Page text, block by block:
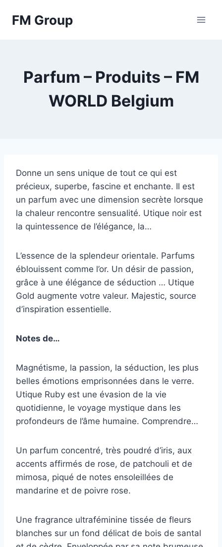
FM Group
Parfum – Produits – FM
WORLD Belgium
Donne un sens unique de tout ce qui est
précieux, superbe, fascine et enchante. Il est
un parfum avec une dimension secrète lorsque
la chaleur rencontre sensualité. Utique noir est
la quintessence de l’élégance, la…
L’essence de la splendeur orientale. Parfums
éblouissent comme l’or. Un désir de passion,
grâce à une élégance de séduction … Utique
Gold augmente votre valeur. Majestic, source
d’inspiration essentielle.
Notes de…
Magnétisme, la passion, la séduction, les plus
belles émotions emprisonnées dans le verre.
Utique Ruby est une évasion de la vie
quotidienne, le voyage mystique dans les
profondeurs de l’âme humaine. Comprendre…
Un parfum concentré, très poudré d’iris, aux
accents affirmés de rose, de patchouli et de
mimosa, piqué de notes ensoleillées de
mandarine et de poivre rose.
Une fragrance ultraféminine tissée de fleurs
blanches sur un fond délicat de bois de santal